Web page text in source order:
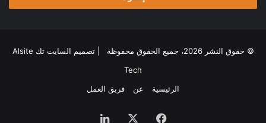
© حقوق النشر 2026، جميع الحقوق محفوظة | تصميم
السايت تك Alsite
Tech
الرئيسية
عن فريق العمل
فيسبوك لينكدإن